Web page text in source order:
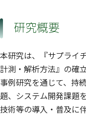
研究概要
本研究は、『サプライ
計測・解析方法』の確
事例研究を通じて、持
題、システム開発課題
技術等の導入・普及に